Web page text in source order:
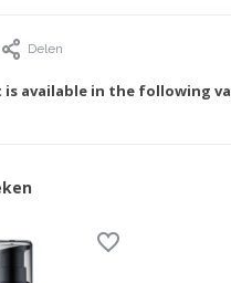
Delen
is available in the following